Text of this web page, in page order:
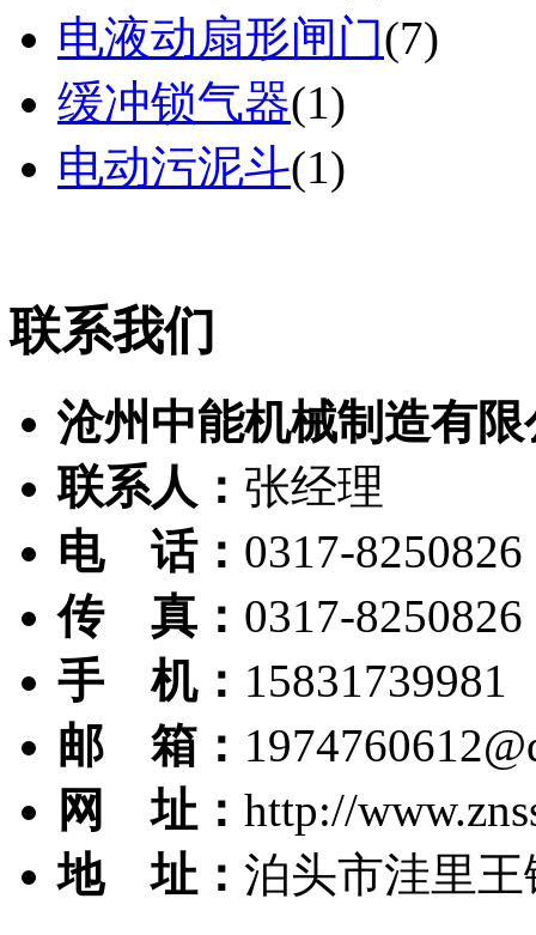
电液动扇形闸门(7)
缓冲锁气器(1)
电动污泥斗(1)
联系我们
沧州中能机械制造有限
联系人： 张经理
电 话： 0317-8250826
传 真： 0317-8250826
手 机： 15831739981
邮 箱：
网 址： http://
地 址： 泊头市洼里